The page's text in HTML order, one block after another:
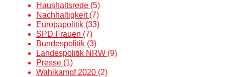
Haushaltsrede (5)
Nachhaltigkeit (7)
Europapolitik (33)
SPD Frauen (7)
Bundespolitik (3)
Landespolitik NRW (9)
Presse (1)
Wahlkampf 2020 (2)